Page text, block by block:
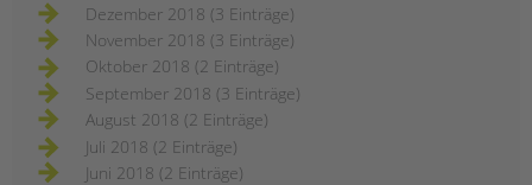
Dezember 2018 (3 Einträge)
November 2018 (3 Einträge)
Oktober 2018 (2 Einträge)
September 2018 (3 Einträge)
August 2018 (2 Einträge)
Juli 2018 (2 Einträge)
Juni 2018 (2 Einträge)